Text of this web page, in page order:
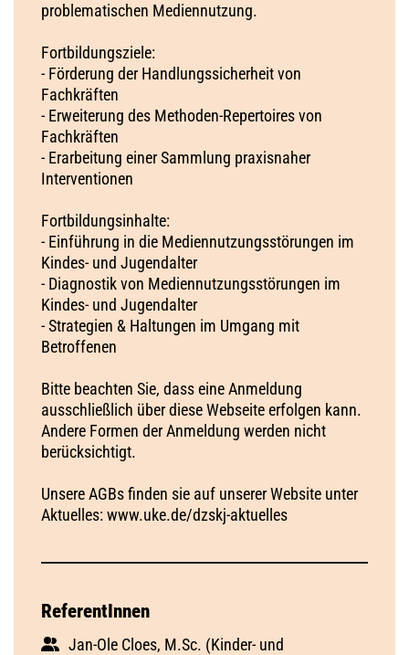
problematischen Mediennutzung.
Fortbildungsziele:
- Förderung der Handlungssicherheit von
Fachkräften
- Erweiterung des Methoden-Repertoires von
Fachkräften
- Erarbeitung einer Sammlung praxisnaher
Interventionen
Fortbildungsinhalte:
- Einführung in die Mediennutzungsstörungen im
Kindes- und Jugendalter
- Diagnostik von Mediennutzungsstörungen im
Kindes- und Jugendalter
- Strategien & Haltungen im Umgang mit
Betroffenen
Bitte beachten Sie, dass eine Anmeldung
ausschließlich über diese Webseite erfolgen kann.
Andere Formen der Anmeldung werden nicht
berücksichtigt.
Unsere AGBs finden sie auf unserer Website unter
Aktuelles: www.uke.de/dzskj-aktuelles
ReferentInnen
Jan-Ole Cloes, M.Sc. (Kinder- und